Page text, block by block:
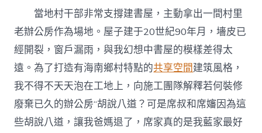
_
國
度
扶
貧
門
戶〉
中
當地村干部非常支撐建書屋，主動拿出一間村里
老辦公房作為場地。屋子建于20世紀90年月，墻皮已
經開裂，窗戶漏雨，與我幻想中書屋的模樣差得太
遠。為了打造有海南鄉村特點的共享空間建筑風格，
我不得不天天泡在工地上，向施工團隊解釋若何裝修
廢棄已久的辦公房“胡說八道？可是席叔和席嬸因為這
些胡說八道，讓我爸媽退了，席家真的是我藍家最好